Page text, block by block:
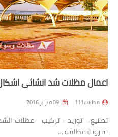
اعمال مظلات شد انشائي
مظلات111
تصنيع - توريد - تركيب مظلات
بمرونة مطلقة …